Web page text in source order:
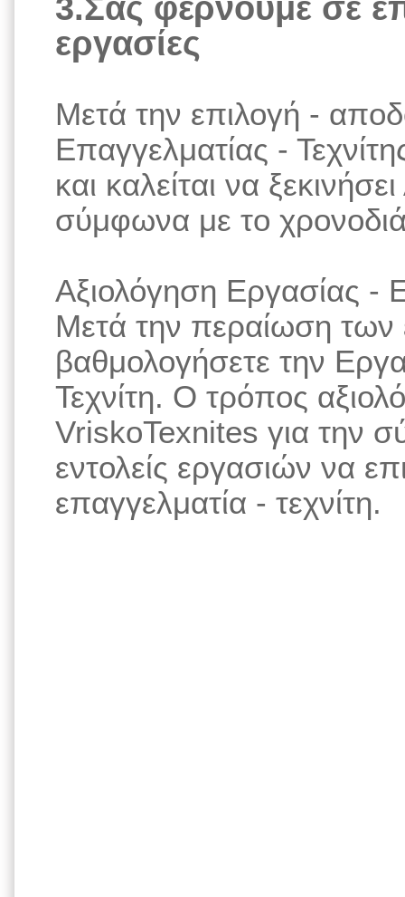
εργασίες
Μετά την επιλογή -
Επαγγελματίας -
και καλείται να
σύμφωνα με το
Αξιολόγηση Εργασίας -
Μετά την περαίωση των
βαθμολογήσετε την
Τεχνίτη. Ο τρόπος
VriskoTexnites για την
εντολείς εργασιών να
επαγγελματία - τεχνίτη.